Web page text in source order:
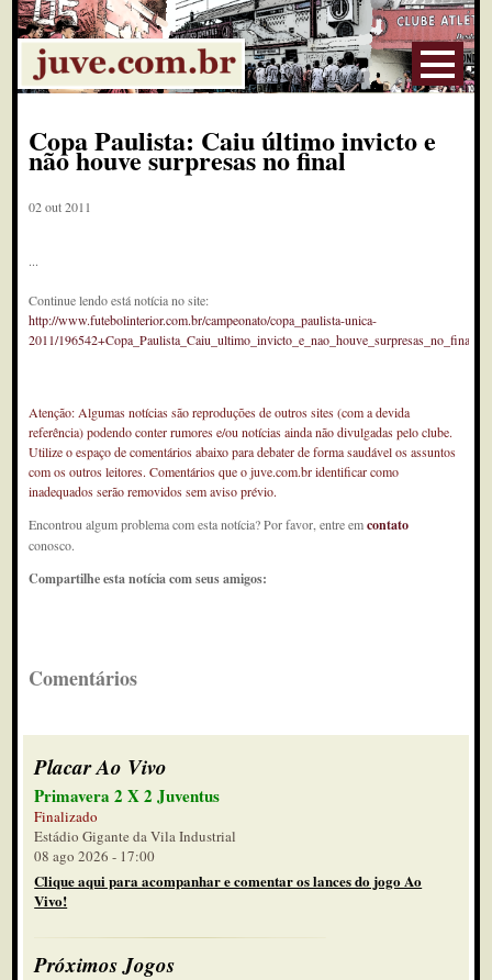
Copa Paulista: Caiu último invicto e
não houve surpresas no final
02 out 2011
...
Continue lendo está notícia no site:
http://www.futebolinterior.com.br/campeonato/copa_paulista-unica-
2011/196542+Copa_Paulista_Caiu_ultimo_invicto_e_nao_houve_surpresas_no_final
Atenção: Algumas notícias são reproduções de outros sites (com a devida
referência) podendo conter rumores e/ou notícias ainda não divulgadas pelo clube.
Utilize o espaço de comentários abaixo para debater de forma saudável os assuntos
com os outros leitores. Comentários que o juve.com.br identificar como
inadequados serão removidos sem aviso prévio.
Encontrou algum problema com esta notícia? Por favor, entre emcontato
conosco.
Compartilhe esta notícia com seus amigos:
Comentários
Placar Ao Vivo
Primavera 2 X 2 Juventus
Finalizado
Estádio Gigante da Vila Industrial
08 ago 2026 - 17:00
Clique aqui para acompanhar e comentar os lances do jogo Ao
Vivo!
Próximos Jogos